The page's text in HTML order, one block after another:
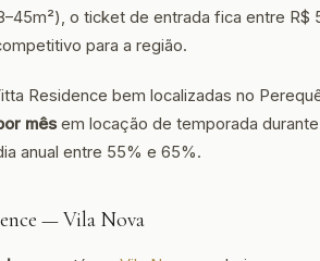
o ticket de entrada fica entre
para a região.
Residence bem localizadas no
mêsem locação de temporada
anual entre 55% e 65%.
— Vila Nova